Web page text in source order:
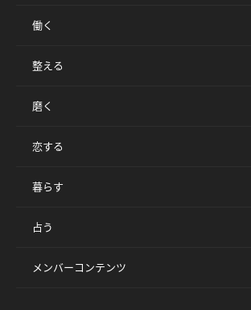
働く
整える
磨く
恋する
暮らす
占う
メンバーコンテンツ